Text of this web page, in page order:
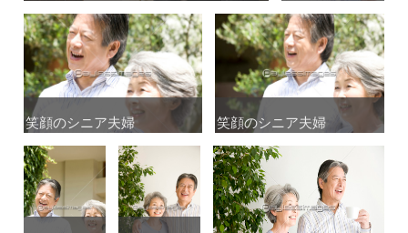
笑顔のシニア夫婦
笑顔のシニア夫婦 笑顔のシニア夫婦
笑顔のシニア夫婦